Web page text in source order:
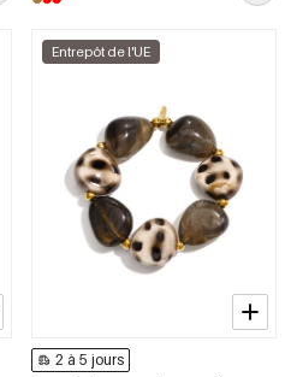
Entrepôt de l'UE
2 à 5 jours